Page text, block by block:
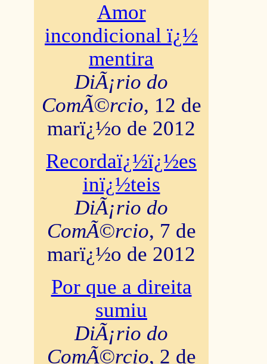
Amor
incondicional ï¿½
mentira
DiÃ¡rio do
ComÃ©rcio, 12 de
marï¿½o de 2012
Recordaï¿½ï¿½es
inï¿½teis
DiÃ¡rio do
ComÃ©rcio, 7 de
marï¿½o de 2012
Por que a direita
sumiu
DiÃ¡rio do
ComÃ©rcio, 2 de